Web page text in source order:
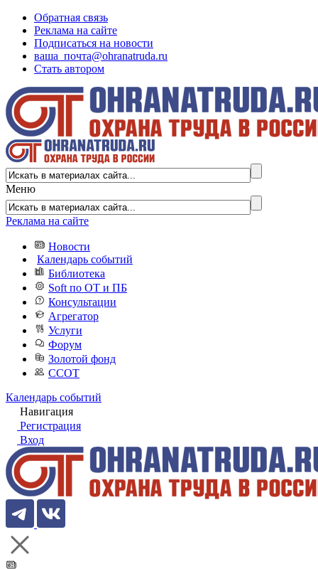
Обратная связь
Реклама на сайте
Подписаться на новости
ваша_почта@ohranatruda.ru
Стать автором
Меню
Реклама на сайте
Новости
Календарь событий
Библиотека
Soft по ОТ и ПБ
Консультации
Агрегатор
Услуги
Форум
Золотой фонд
ССОТ
Календарь событий
Навигация
Регистрация
Вход